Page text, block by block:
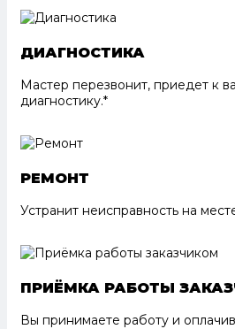
ДИАГНОСТИКА
Мастер перезвонит, приедет к
диагностику.*
РЕМОНТ
Устранит неисправность на
ПРИЁМКА РАБОТЫ
Вы принимаете работу и